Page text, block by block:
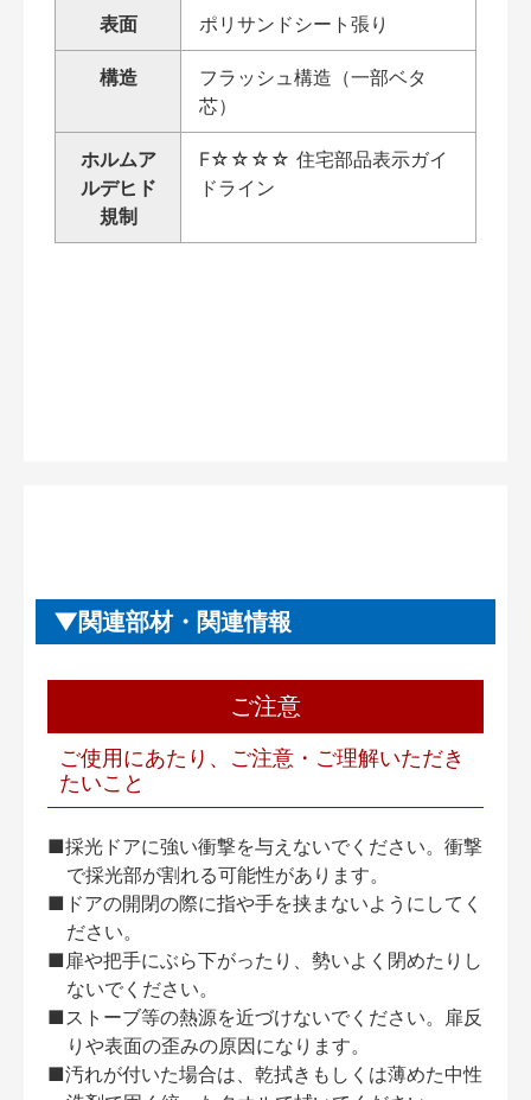
表面 ポリサンドシート張り
構造
フラッシュ構造（一部ベタ
芯）
ホルムア
ルデヒド
規制
F☆☆☆☆ 住宅部品表示ガイ
ドライン
関連部材・関連情報
ご注意
ご使用にあたり、ご注意・ご理解いただき
たいこと
■採光ドアに強い衝撃を与えないでください。衝撃
で採光部が割れる可能性があります。
■ドアの開閉の際に指や手を挟まないようにしてく
ださい。
■扉や把手にぶら下がったり、勢いよく閉めたりし
ないでください。
■ストーブ等の熱源を近づけないでください。扉反
りや表面の歪みの原因になります。
■汚れが付いた場合は、乾拭きもしくは薄めた中性